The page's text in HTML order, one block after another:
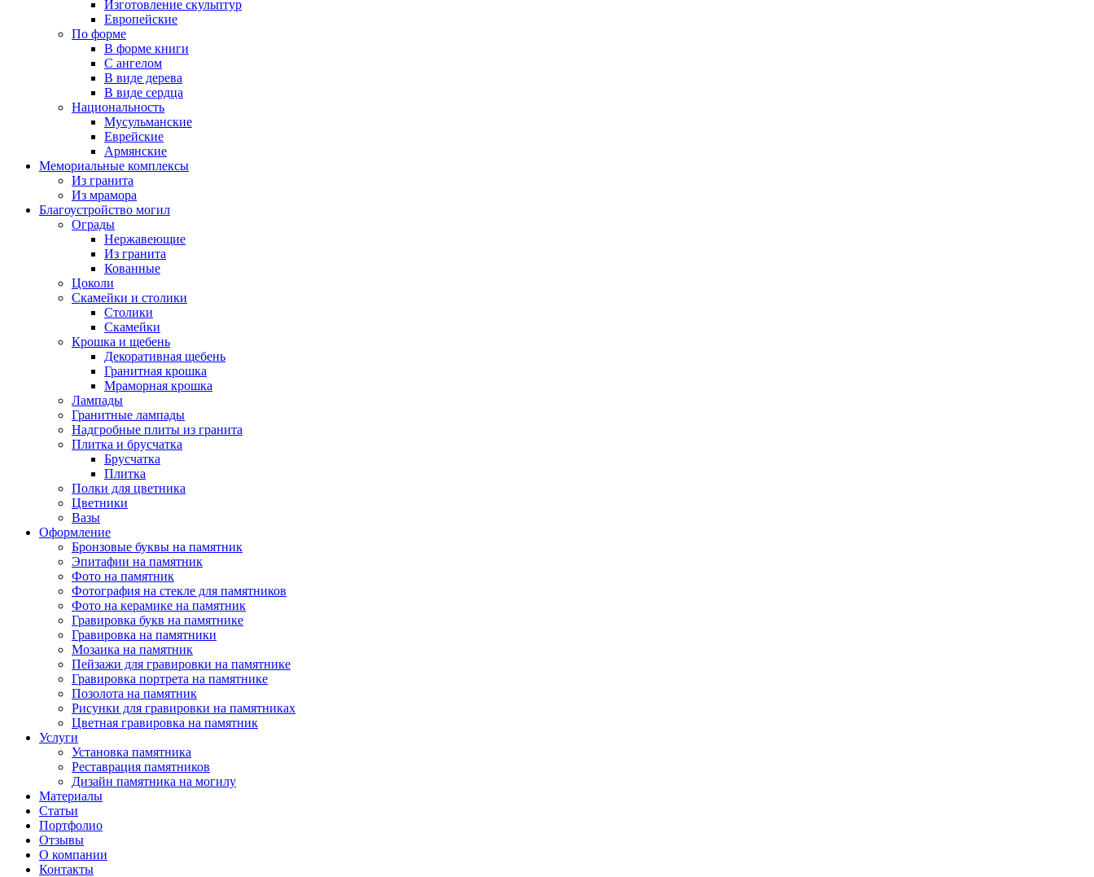
Изготовление скульптур
Европейские
По форме
В форме книги
С ангелом
В виде дерева
В виде сердца
Национальность
Мусульманские
Еврейские
Армянские
Мемориальные комплексы
Из гранита
Из мрамора
Благоустройство могил
Ограды
Нержавеющие
Из гранита
Кованные
Цоколи
Скамейки и столики
Столики
Скамейки
Крошка и щебень
Декоративная щебень
Гранитная крошка
Мраморная крошка
Лампады
Гранитные лампады
Надгробные плиты из гранита
Плитка и брусчатка
Брусчатка
Плитка
Полки для цветника
Цветники
Вазы
Оформление
Бронзовые буквы на памятник
Эпитафии на памятник
Фото на памятник
Фотография на стекле для памятников
Фото на керамике на памятник
Гравировка букв на памятнике
Гравировка на памятники
Мозаика на памятник
Пейзажи для гравировки на памятнике
Гравировка портрета на памятнике
Позолота на памятник
Рисунки для гравировки на памятниках
Цветная гравировка на памятник
Услуги
Установка памятника
Реставрация памятников
Дизайн памятника на могилу
Материалы
Статьи
Портфолио
Отзывы
О компании
Контакты